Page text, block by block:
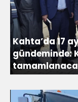
Kahta’da 17
gündeminde: